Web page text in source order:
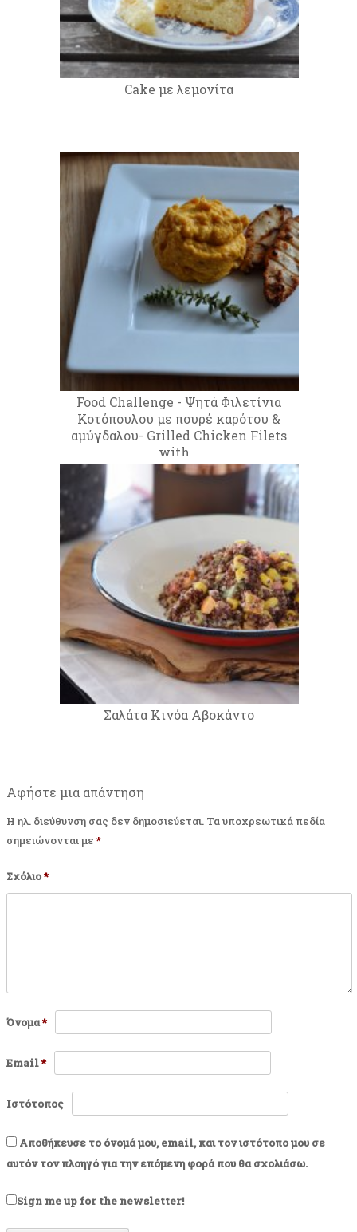
Cake με λεμονίτα
Food Challenge - Ψητά Φιλετίνια
Κοτόπουλου με πουρέ καρότου &
αμύγδαλου- Grilled Chicken Filets
with...
Σαλάτα Κινόα Αβοκάντο
Αφήστε μια απάντηση
Η ηλ. διεύθυνση σας δεν δημοσιεύεται. Τα υποχρεωτικά πεδία
σημειώνονται με *
Σχόλιο*
Όνομα*
Email*
Ιστότοπος
Αποθήκευσε το όνομά μου, email, και τον ιστότοπο μου σε
αυτόν τον πλοηγό για την επόμενη φορά που θα σχολιάσω.
Sign me up for the newsletter!